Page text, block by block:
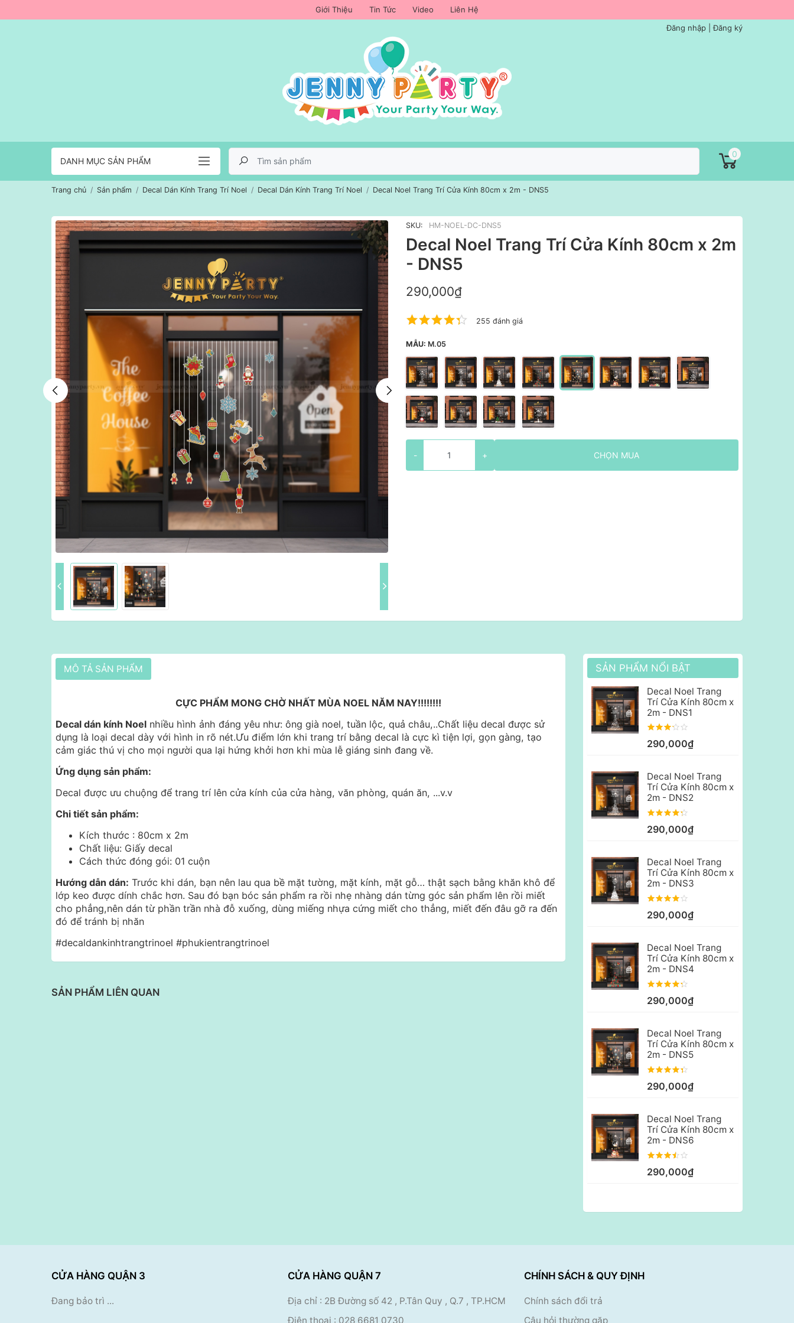
Giới Thiệu Tin Tức Video
Liên Hệ
Đăng nhập |Đăng ký
DANH MỤC SẢN PHẨM
0
Trang chủ Sản phẩm Decal Dán Kính Trang Trí Noel Decal Dán Kính Trang Trí Noel Decal Noel Trang Trí Cửa Kính 80cm x 2m - DNS5
SKU: HM-NOEL-DC-DNS5
Decal Noel Trang Trí Cửa Kính 80cm x 2m
- DNS5
290,000₫
255 đánh giá
MẪU: M.05
- + CHỌN MUA
MÔ TẢ SẢN PHẨM
CỰC PHẨM MONG CHỜ NHẤT MÙA NOEL NĂM NAY!!!!!!!!
Decal dán kính Noel nhiều hình ảnh đáng yêu như: ông già noel, tuần lộc, quả châu,..Chất liệu decal được sử
dụng là loại decal dày với hình in rõ nét.Ưu điểm lớn khi trang trí bằng decal là cực kì tiện lợi, gọn gàng, tạo
cảm giác thú vị cho mọi người qua lại hứng khởi hơn khi mùa lễ giáng sinh đang về.
Ứng dụng sản phẩm:
Decal được ưu chuộng để trang trí lên cửa kính của cửa hàng, văn phòng, quán ăn, ...v.v
Chi tiết sản phẩm:
Kích thước : 80cm x 2m
Chất liệu: Giấy decal
Cách thức đóng gói: 01 cuộn
Hướng dẫn dán: Trước khi dán, bạn nên lau qua bề mặt tường, mặt kính, mặt gỗ… thật sạch bằng khăn khô để
lớp keo được dính chắc hơn. Sau đó bạn bóc sản phẩm ra rồi nhẹ nhàng dán từng góc sản phẩm lên rồi miết
cho phẳng,nên dán từ phần trần nhà đỗ xuống, dùng miếng nhựa cứng miết cho thẳng, miết đến đâu gỡ ra đến
đó để tránh bị nhăn
#decaldankinhtrangtrinoel #phukientrangtrinoel
SẢN PHẨM LIÊN QUAN
SẢN PHẨM NỔI BẬT
Decal Noel Trang
Trí Cửa Kính 80cm x
2m - DNS1
290,000₫
Decal Noel Trang
Trí Cửa Kính 80cm x
2m - DNS2
290,000₫
Decal Noel Trang
Trí Cửa Kính 80cm x
2m - DNS3
290,000₫
Decal Noel Trang
Trí Cửa Kính 80cm x
2m - DNS4
290,000₫
Decal Noel Trang
Trí Cửa Kính 80cm x
2m - DNS5
290,000₫
Decal Noel Trang
Trí Cửa Kính 80cm x
2m - DNS6
290,000₫
CỬA HÀNG QUẬN 3
Đang bảo trì ...
CỬA HÀNG QUẬN 7
Địa chỉ : 2B Đường số 42 , P.Tân Quy , Q.7 , TP.HCM
Điện thoại : 028 6681 0730
CHÍNH SÁCH & QUY ĐỊNH
Chính sách đổi trả
Câu hỏi thường gặp